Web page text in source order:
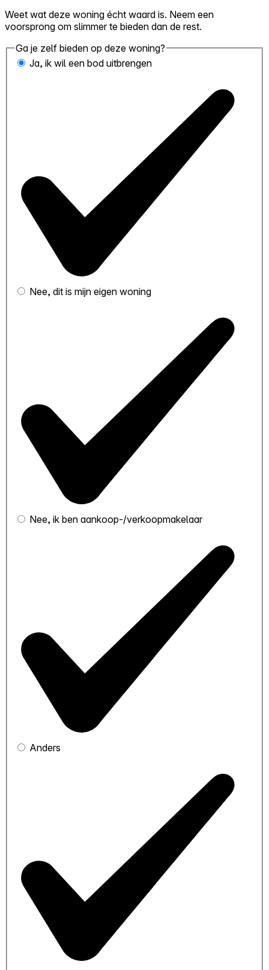
Weet wat deze woning écht waard is. Neem een
voorsprong om slimmer te bieden dan de rest.
Ga je zelf bieden op deze woning?
Ja, ik wil een bod uitbrengen
Nee, dit is mijn eigen woning
Nee, ik ben aankoop-/verkoopmakelaar
Anders